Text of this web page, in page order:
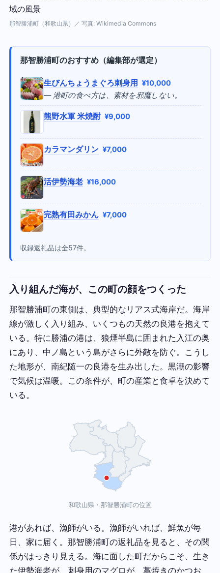
那智勝浦町（和歌山県）／ 写真: Wikimedia Commons
那智勝浦町のおすすめ（編集部が選定）
生びんちょうまぐろ刺身用 ¥10,000
— 港町の食べ方は、素材を邪魔しない。
熊野水軍 米焼酎 ¥9,000
カラマンダリン ¥7,000
活伊勢海老 ¥16,000
完熟有田みかん ¥7,000
収録返礼品は全57件。
入り組んだ海が、この町の顔をつくった
那智勝浦町の東側は、典型的なリアス式海岸だ。海岸
線が激しく入り組み、いくつもの天然の良港を抱えて
いる。特に勝浦の港は、狼煙半島に囲まれた入江の奥
にあり、中ノ島という島がさらに外敵を防ぐ。こうし
た地形が、南紀随一の良港を生み出した。黒潮の影響
で気候は温暖。この条件が、町の産業と食卓を決めて
いる。
和歌山県・那智勝浦町の位置
港があれば、漁師がいる。漁師がいれば、鮮魚が毎
日、家に届く。那智勝浦町の返礼品を見ると、その関
係がはっきり見える。海に面した町だからこそ、生き
た伊勢海老が、刺身用のマグロが、藁焼きのかつお